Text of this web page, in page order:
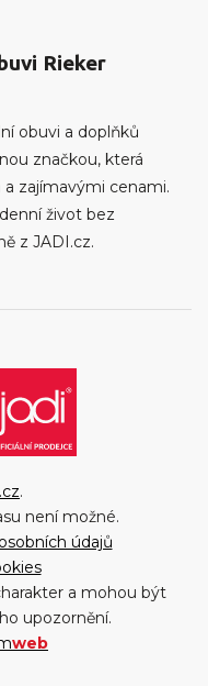
Rieker
obuvi a doplňků
značkou, která
zajímavými cenami.
život bez
z JADI.cz.
.
není možné.
údajů
a mohou být
upozornění.
web